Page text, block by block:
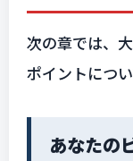
次の章では、
ポイントについ
あなたの